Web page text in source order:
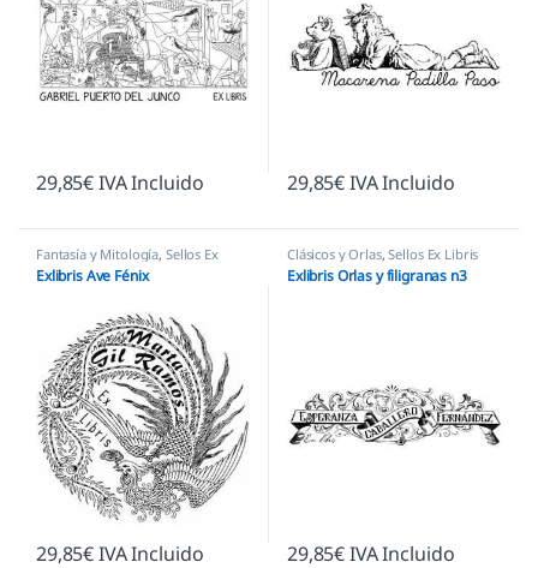
29,85€IVA Incluido 29,85€IVA Incluido
Fantasía y Mitología, Sellos Ex
Libris
Exlibris Ave Fénix
29,85€IVA Incluido
Clásicos y Orlas,Sellos Ex Libris
Exlibris Orlas y filigranas n3
29,85€IVA Incluido